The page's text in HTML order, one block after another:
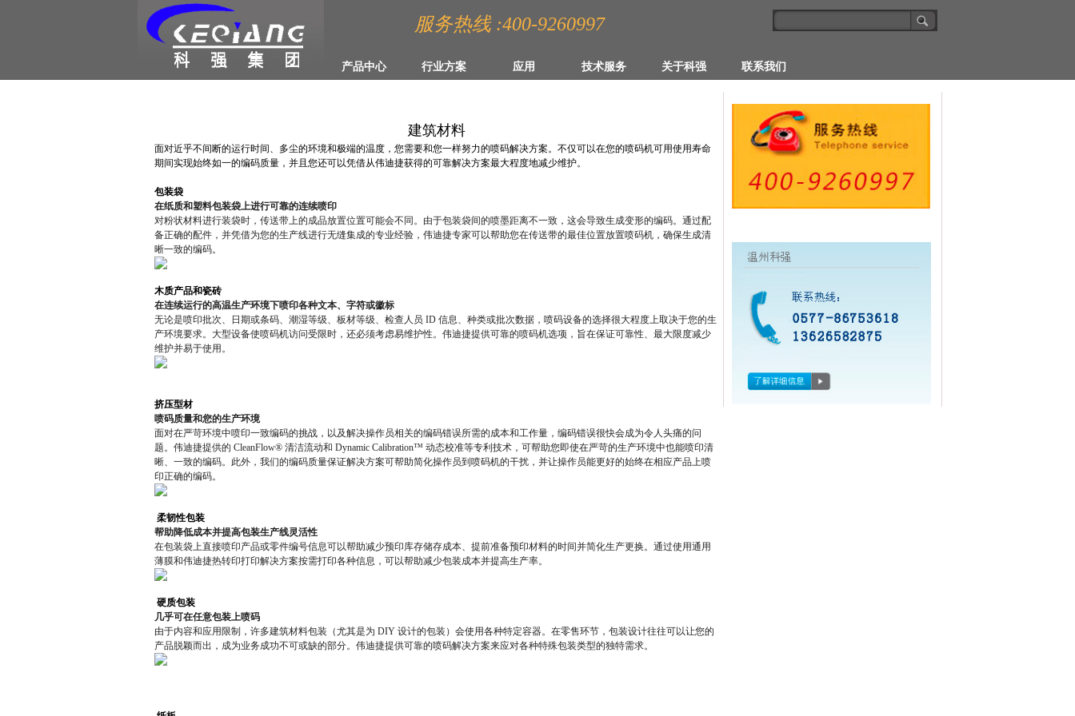
服务热线 :400-9260997
产品中心 行业方案 应用 技术服务 关于科强 联系我们
建筑材料
面对近乎不间断的运行时间、多尘的环境和极端的温度，您需要和您一样努力的喷码解决方案。不仅可以在您的喷码机可用使用寿命
期间实现始终如一的编码质量，并且您还可以凭借从伟迪捷获得的可靠解决方案最大程度地减少维护。
包装袋
在纸质和塑料包装袋上进行可靠的连续喷印
对粉状材料进行装袋时，传送带上的成品放置位置可能会不同。由于包装袋间的喷墨距离不一致，这会导致生成变形的编码。通过配
备正确的配件，并凭借为您的生产线进行无缝集成的专业经验，伟迪捷专家可以帮助您在传送带的最佳位置放置喷码机，确保生成清
晰一致的编码。
木质产品和瓷砖
在连续运行的高温生产环境下喷印各种文本、字符或徽标
无论是喷印批次、日期或条码、潮湿等级、板材等级、检查人员 ID 信息、种类或批次数据，喷码设备的选择很大程度上取决于您的生
产环境要求。大型设备使喷码机访问受限时，还必须考虑易维护性。伟迪捷提供可靠的喷码机选项，旨在保证可靠性、最大限度减少
维护并易于使用。
挤压型材
喷码质量和您的生产环境
面对在严苛环境中喷印一致编码的挑战，以及解决操作员相关的编码错误所需的成本和工作量，编码错误很快会成为令人头痛的问
题。伟迪捷提供的 CleanFlow® 清洁流动和 Dynamic Calibration™ 动态校准等专利技术，可帮助您即使在严苛的生产环境中也能喷印清
晰、一致的编码。此外，我们的编码质量保证解决方案可帮助简化操作员到喷码机的干扰，并让操作员能更好的始终在相应产品上喷
印正确的编码。
柔韧性包装
帮助降低成本并提高包装生产线灵活性
在包装袋上直接喷印产品或零件编号信息可以帮助减少预印库存储存成本、提前准备预印材料的时间并简化生产更换。通过使用通用
薄膜和伟迪捷热转印打印解决方案按需打印各种信息，可以帮助减少包装成本并提高生产率。
硬质包装
几乎可在任意包装上喷码
由于内容和应用限制，许多建筑材料包装（尤其是为 DIY 设计的包装）会使用各种特定容器。在零售环节，包装设计往往可以让您的
产品脱颖而出，成为业务成功不可或缺的部分。伟迪捷提供可靠的喷码解决方案来应对各种特殊包装类型的独特需求。